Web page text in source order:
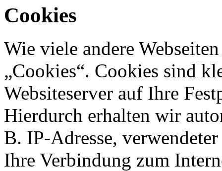
Cookies
Wie viele andere
„Cookies“. Cookies sind
Websiteserver auf Ihre
Hierdurch erhalten wir
B. IP-Adresse,
Ihre Verbindung zum